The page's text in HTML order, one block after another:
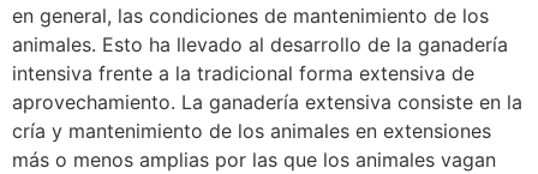
en general, las condiciones de mantenimiento de los
animales. Esto ha llevado al desarrollo de la ganadería
intensiva frente a la tradicional forma extensiva de
aprovechamiento. La ganadería extensiva consiste en la
cría y mantenimiento de los animales en extensiones
más o menos amplias por las que los animales vagan